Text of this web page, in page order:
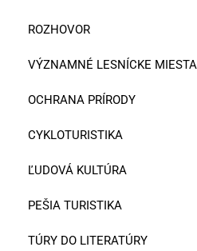
ROZHOVOR
VÝZNAMNÉ LESNÍCKE MIESTA
OCHRANA PRÍRODY
CYKLOTURISTIKA
ĽUDOVÁ KULTÚRA
PEŠIA TURISTIKA
TÚRY DO LITERATÚRY